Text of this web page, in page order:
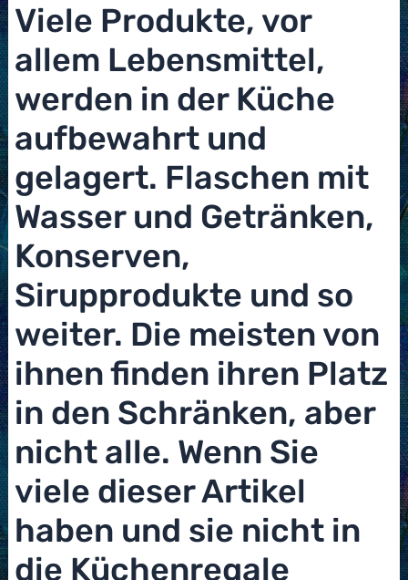
Viele Produkte, vor
allem Lebensmittel,
werden in der Küche
aufbewahrt und
gelagert. Flaschen mit
Wasser und Getränken,
Konserven,
Sirupprodukte und so
weiter. Die meisten von
ihnen finden ihren Platz
in den Schränken, aber
nicht alle. Wenn Sie
viele dieser Artikel
haben und sie nicht in
die Küchenregale